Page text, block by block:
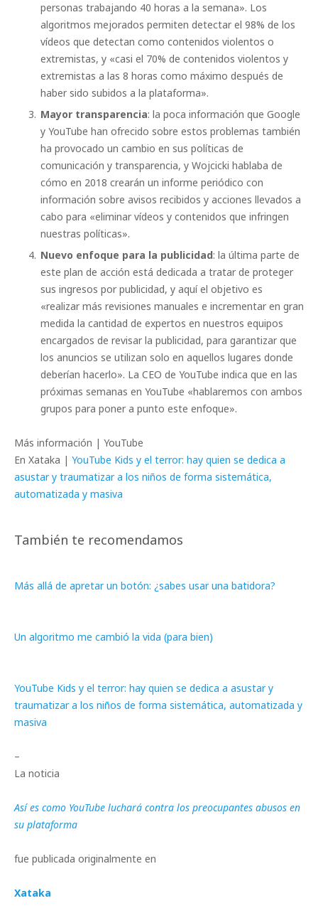
personas trabajando 40 horas a la semana». Los
algoritmos mejorados permiten detectar el 98% de los
vídeos que detectan como contenidos violentos o
extremistas, y «casi el 70% de contenidos violentos y
extremistas a las 8 horas como máximo después de
haber sido subidos a la plataforma».
Mayor transparencia: la poca información que Google
y YouTube han ofrecido sobre estos problemas también
ha provocado un cambio en sus políticas de
comunicación y transparencia, y Wojcicki hablaba de
cómo en 2018 crearán un informe periódico con
información sobre avisos recibidos y acciones llevados a
cabo para «eliminar vídeos y contenidos que infringen
nuestras políticas».
Nuevo enfoque para la publicidad: la última parte de
este plan de acción está dedicada a tratar de proteger
sus ingresos por publicidad, y aquí el objetivo es
«realizar más revisiones manuales e incrementar en gran
medida la cantidad de expertos en nuestros equipos
encargados de revisar la publicidad, para garantizar que
los anuncios se utilizan solo en aquellos lugares donde
deberían hacerlo». La CEO de YouTube indica que en las
próximas semanas en YouTube «hablaremos con ambos
grupos para poner a punto este enfoque».
Más información | YouTube
En Xataka | YouTube Kids y el terror: hay quien se dedica a
asustar y traumatizar a los niños de forma sistemática,
automatizada y masiva
También te recomendamos
Más allá de apretar un botón: ¿sabes usar una batidora?
Un algoritmo me cambió la vida (para bien)
YouTube Kids y el terror: hay quien se dedica a asustar y
traumatizar a los niños de forma sistemática, automatizada y
masiva
–
La noticia
Así es como YouTube luchará contra los preocupantes abusos en
su plataforma
fue publicada originalmente en
Xataka